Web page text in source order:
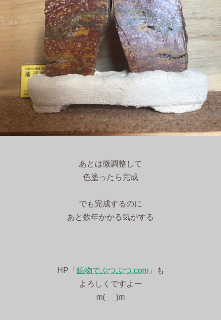
あとは微調整して
色塗ったら完成
でも完成するのに
あと数年かかる気がする
HP「 鉱物でぶつぶつ.com」も
よろしくですよー
m(_ _)m